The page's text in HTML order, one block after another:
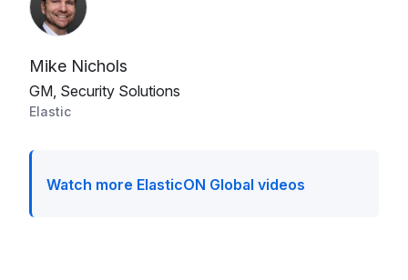
Mike Nichols
GM, Security Solutions
Elastic
Watch more ElasticON Global videos